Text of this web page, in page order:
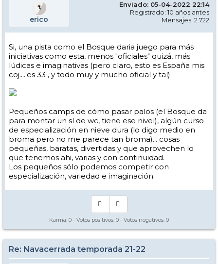
erico
Enviado: 05-04-2022 22:14
Registrado: 10 años antes
Mensajes: 2.722
Si, una pista como el Bosque daria juego para más
iniciativas como esta, menos "oficiales" quizá, más
lúdicas e imaginativas (pero claro, esto es España mis
coj.....es 33 , y todo muy y mucho oficial y tal).
Pequeños camps de cómo pasar palos (el Bosque da
para montar un sl de wc, tiene ese nivel), algún curso
de especialización en nieve dura (lo digo medio en
broma pero no me parece tan broma)... cosas
pequeñas, baratas, divertidas y que aprovechen lo
que tenemos ahi, varias y con continuidad.
Los pequeños sólo podemos competir con
especialización, variedad e imaginación.
Karma: 0 - Votos positivos: 0 - Votos negativos: 0
Re: Navacerrada temporada 21-22